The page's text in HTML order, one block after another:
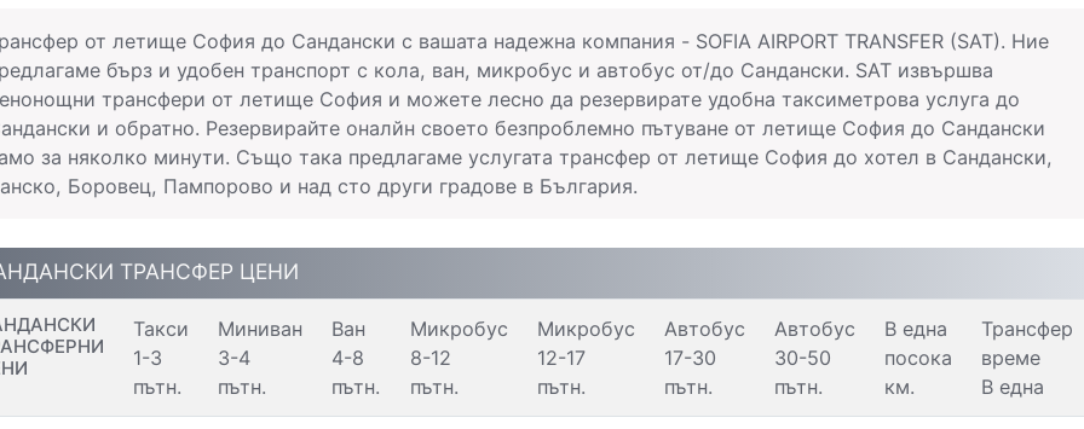
от летище София до Сандански с вашата надежна компания - SOFIA AIRPORT TRANSFER (SAT). Ние
бърз и удобен транспорт с кола, ван, микробус и автобус от/до Сандански. SAT извършва
трансфери от летище София и можете лесно да резервирате удобна таксиметрова услуга до
и обратно. Резервирайте оналйн своето безпроблемно пътуване от летище София до Сандански
за няколко минути. Също така предлагаме услугата трансфер от летище София до хотел в Сандански,
Боровец, Пампорово и над сто други градове в България.
ТРАНСФЕР ЦЕНИ
Такси
1-3
пътн.
Миниван
3-4
пътн.
Ван
4-8
пътн.
Микробус
8-12
пътн.
Микробус
12-17
пътн.
Автобус
17-30
пътн.
Автобус
30-50
пътн.
В една
посока
км.
Трансфер
време
В една